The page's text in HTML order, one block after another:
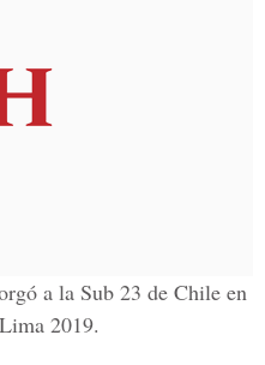
a la Sub 23 de Chile en
2019.